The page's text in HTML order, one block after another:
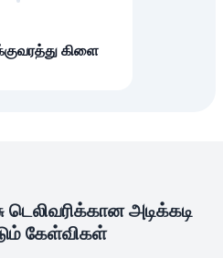
கிளை
அடிக்கடி
கேள்விகள்